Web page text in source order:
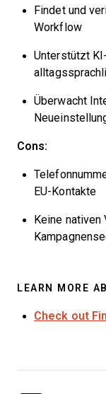
Findet und
Workflow
Unterstützt
Überwacht
Cons:
EU-Kontakte
Keine
LEARN MORE
Check out